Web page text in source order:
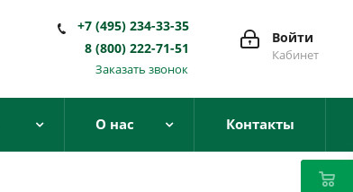
Войти
Кабинет
+7 (495) 234-33-35
8 (800) 222-71-51
Заказать звонок
О нас Контакты